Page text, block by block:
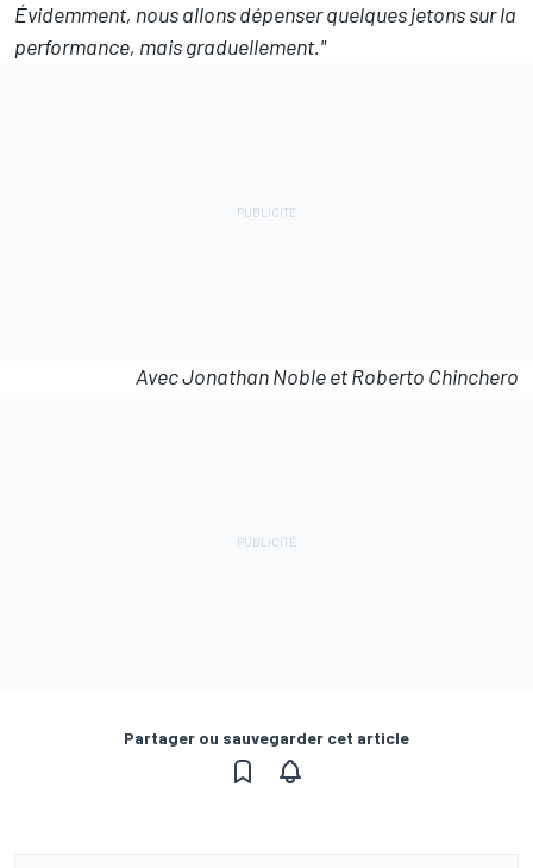
Évidemment, nous allons dépenser quelques jetons sur la
performance, mais graduellement."
Avec Jonathan Noble et Roberto Chinchero
Partager ou sauvegarder cet article